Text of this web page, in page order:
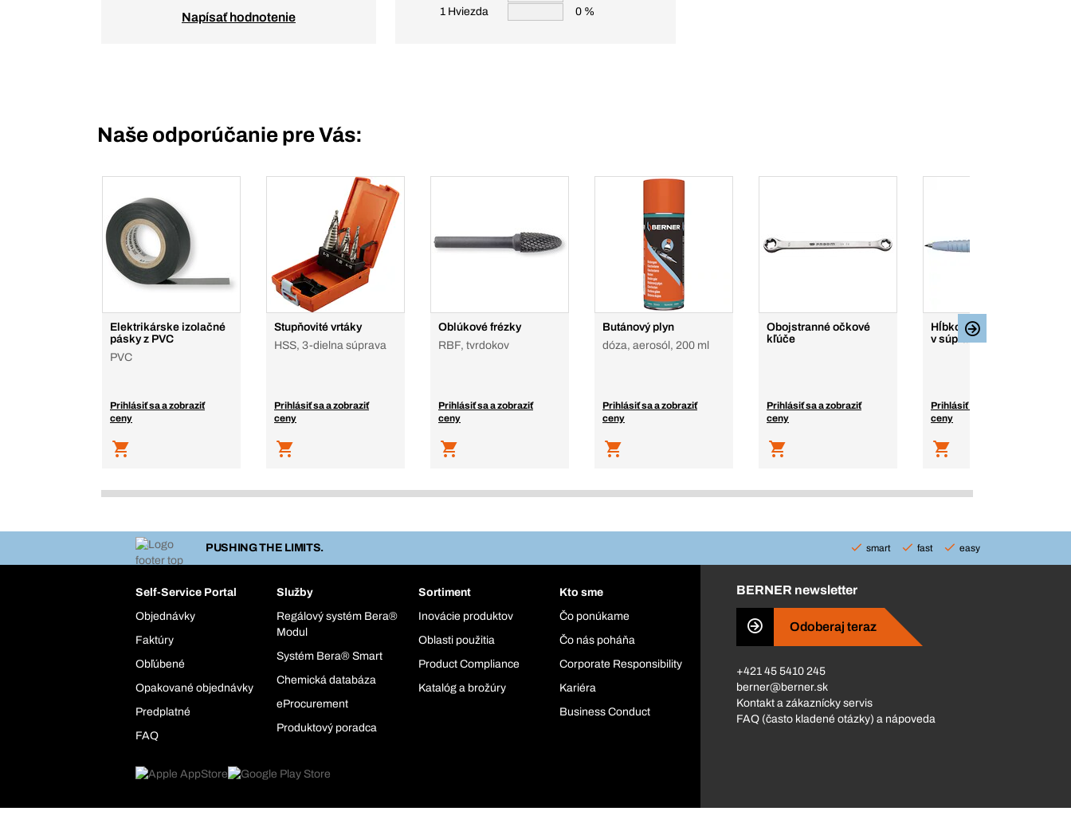
Napísať hodnotenie
1 Hviezda
0 %
Naše odporúčanie pre Vás:
Elektrikárske izolačné
pásky z PVC
PVC
Prihlásiť sa a zobraziť
ceny
Stupňovité vrtáky
HSS, 3-dielna súprava
Prihlásiť sa a zobraziť
ceny
Oblúkové frézky
RBF, tvrdokov
Prihlásiť sa a zobraziť
ceny
Butánový plyn
dóza, aerosól, 200 ml
Prihlásiť sa a zobraziť
ceny
Obojstranné očkové
kľúče
Prihlásiť sa a zobraziť
ceny
Hĺbkový značkovač 2v1
v súprave so 7 tuhami
Prihlásiť sa a zobraziť
ceny
PUSHING THE LIMITS. smart fast easy
Self-Service Portal
Objednávky
Faktúry
Obľúbené
Opakované objednávky
Predplatné
FAQ
Služby
Regálový systém Bera®
Modul
Systém Bera® Smart
Chemická databáza
eProcurement
Produktový poradca
Sortiment
Inovácie produktov
Oblasti použitia
Product Compliance
Katalóg a brožúry
Kto sme
Čo ponúkame
Čo nás poháňa
Corporate Responsibility
Kariéra
Business Conduct
BERNER newsletter
Odoberaj teraz
+421 45 5410 245
berner@berner.sk
Kontakt a zákaznícky servis
FAQ (často kladené otázky) a nápoveda